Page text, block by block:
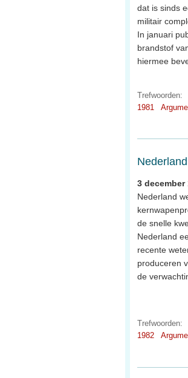
dat is sinds
militair
In januari
brandstof
hiermee
Trefwoorden:
1981
3 december
Nederland
de snelle
Nederland
recente
produceren
de
Trefwoorden:
1982